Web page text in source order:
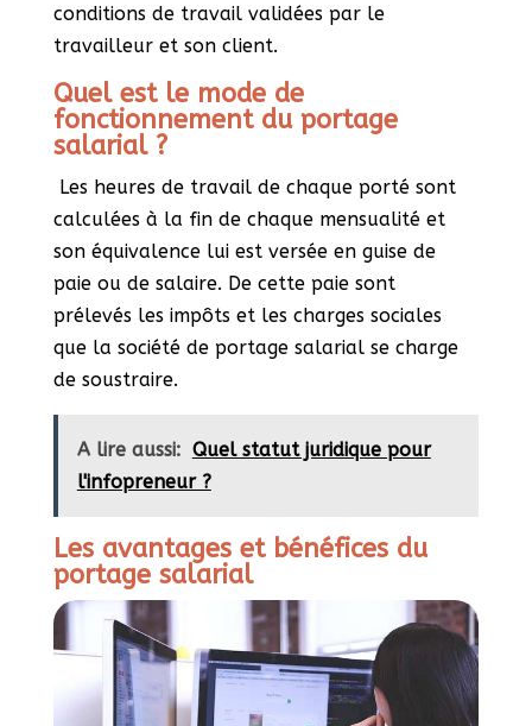
conditions de travail validées par le
travailleur et son client.
Quel est le mode de
fonctionnement du portage
salarial ?
Les heures de travail de chaque porté sont
calculées à la fin de chaque mensualité et
son équivalence lui est versée en guise de
paie ou de salaire. De cette paie sont
prélevés les impôts et les charges sociales
que la société de portage salarial se charge
de soustraire.
A lire aussi: Quel statut juridique pour
l'infopreneur ?
Les avantages et bénéfices du
portage salarial